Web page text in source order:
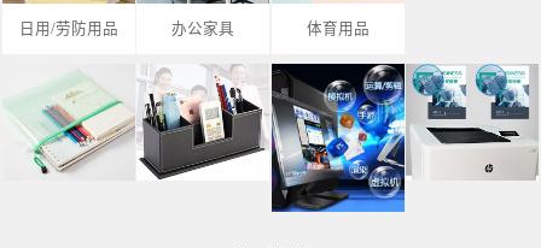
日用/劳防用品 办公家具 体育用品